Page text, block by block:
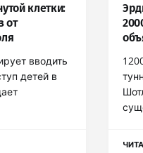
клетки:
от
вводить
детей в